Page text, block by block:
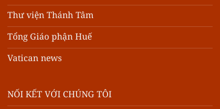
Thư viện Thánh Tâm
Tổng Giáo phận Huế
Vatican news
NỐI KẾT VỚI CHÚNG TÔI